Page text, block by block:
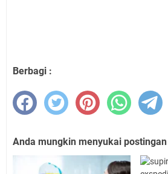
Berbagi :
Anda mungkin menyukai